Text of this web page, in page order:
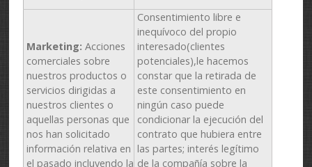
Marketing:Acciones
comerciales sobre
nuestros productos o
servicios dirigidas a
nuestros clientes o
aquellas personas que
nos han solicitado
información relativa en
el pasado incluyendo la
Consentimiento libre e
inequívoco del propio
interesado(clientes
potenciales),le hacemos
constar que la retirada de
este consentimiento en
ningún caso puede
condicionar la ejecución del
contrato que hubiera entre
las partes; interés legítimo
de la compañía sobre la